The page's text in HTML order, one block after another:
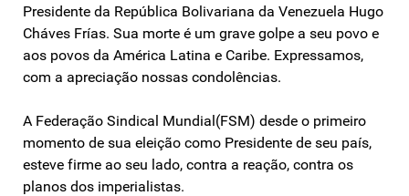
Presidente da República Bolivariana da Venezuela Hugo
Cháves Frías. Sua morte é um grave golpe a seu povo e
aos povos da América Latina e Caribe. Expressamos,
com a apreciação nossas condolências.
A Federação Sindical Mundial(FSM) desde o primeiro
momento de sua eleição como Presidente de seu país,
esteve firme ao seu lado, contra a reação, contra os
planos dos imperialistas.